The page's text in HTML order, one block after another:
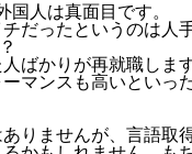
国人は真面目 です。
だったというのは
ばかりが再就職し
マンスも高いといっ
りませんが、言語